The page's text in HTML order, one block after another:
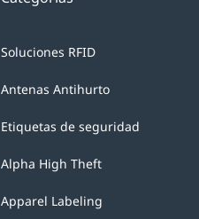
Soluciones RFID
Antenas Antihurto
Etiquetas de seguridad
Alpha High Theft
Apparel Labeling